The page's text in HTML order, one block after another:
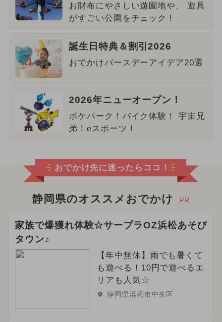
お財布にやさしい遊園地や、 遊具
がすごい公園をチェック！
誕生日特典＆割引2026
おでかけバースデーアイデア20選
2026年ニューオープン！
ポケパーク！バイク体験！ 宇宙兄
弟！eスポーツ！
おでかけ先に迷ったらココ！
静岡県のオススメおでかけ PR
家族で爆獲れ体験☆サープラOZ浜松あそび
タウン♪
【年中無休】雨でも暑くて
も遊べる！10円で遊べるエ
リアも人気☆
静岡県浜松市中央区